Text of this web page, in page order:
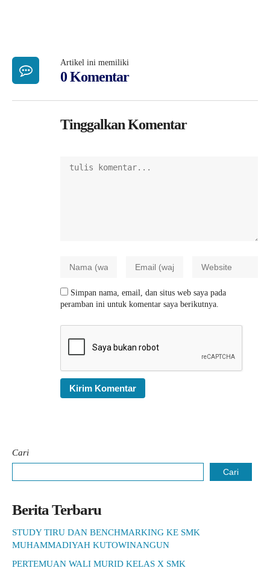
Artikel ini memiliki
0 Komentar
Tinggalkan Komentar
Simpan nama, email, dan situs web saya pada
peramban ini untuk komentar saya berikutnya.
Cari
Cari
Berita Terbaru
STUDY TIRU DAN BENCHMARKING KE SMK
MUHAMMADIYAH KUTOWINANGUN
PERTEMUAN WALI MURID KELAS X SMK